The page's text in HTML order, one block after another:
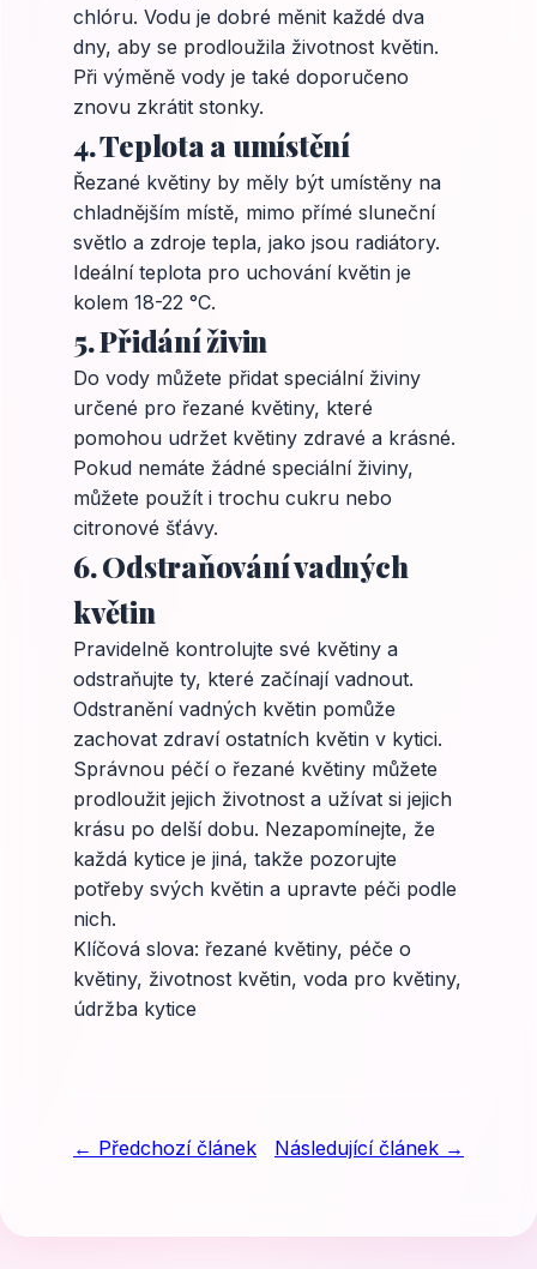
chlóru. Vodu je dobré měnit každé dva
dny, aby se prodloužila životnost květin.
Při výměně vody je také doporučeno
znovu zkrátit stonky.
4. Teplota a umístění
Řezané květiny by měly být umístěny na
chladnějším místě, mimo přímé sluneční
světlo a zdroje tepla, jako jsou radiátory.
Ideální teplota pro uchování květin je
kolem 18-22 °C.
5. Přidání živin
Do vody můžete přidat speciální živiny
určené pro řezané květiny, které
pomohou udržet květiny zdravé a krásné.
Pokud nemáte žádné speciální živiny,
můžete použít i trochu cukru nebo
citronové šťávy.
6. Odstraňování vadných
květin
Pravidelně kontrolujte své květiny a
odstraňujte ty, které začínají vadnout.
Odstranění vadných květin pomůže
zachovat zdraví ostatních květin v kytici.
Správnou péčí o řezané květiny můžete
prodloužit jejich životnost a užívat si jejich
krásu po delší dobu. Nezapomínejte, že
každá kytice je jiná, takže pozorujte
potřeby svých květin a upravte péči podle
nich.
Klíčová slova: řezané květiny, péče o
květiny, životnost květin, voda pro květiny,
údržba kytice
← Předchozí článek Následující článek →